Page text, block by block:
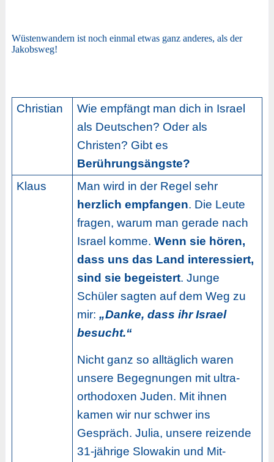
Wüstenwandern ist noch einmal etwas ganz anderes, als der
Jakobsweg!
Christian
Wie empfängt man dich in Israel
als Deutschen? Oder als
Christen? Gibt es
Berührungsängste?
Klaus
Man wird in der Regel sehr
herzlich empfangen. Die Leute
fragen, warum man gerade nach
Israel komme.Wenn sie hören,
dass uns das Land interessiert,
sind sie begeistert. Junge
Schüler sagten auf dem Weg zu
mir:„Danke, dass ihr Israel
besucht.“
Nicht ganz so alltäglich waren
unsere Begegnungen mit ultra-
orthodoxen Juden. Mit ihnen
kamen wir nur schwer ins
Gespräch. Julia, unsere reizende
31-jährige Slowakin und Mit-